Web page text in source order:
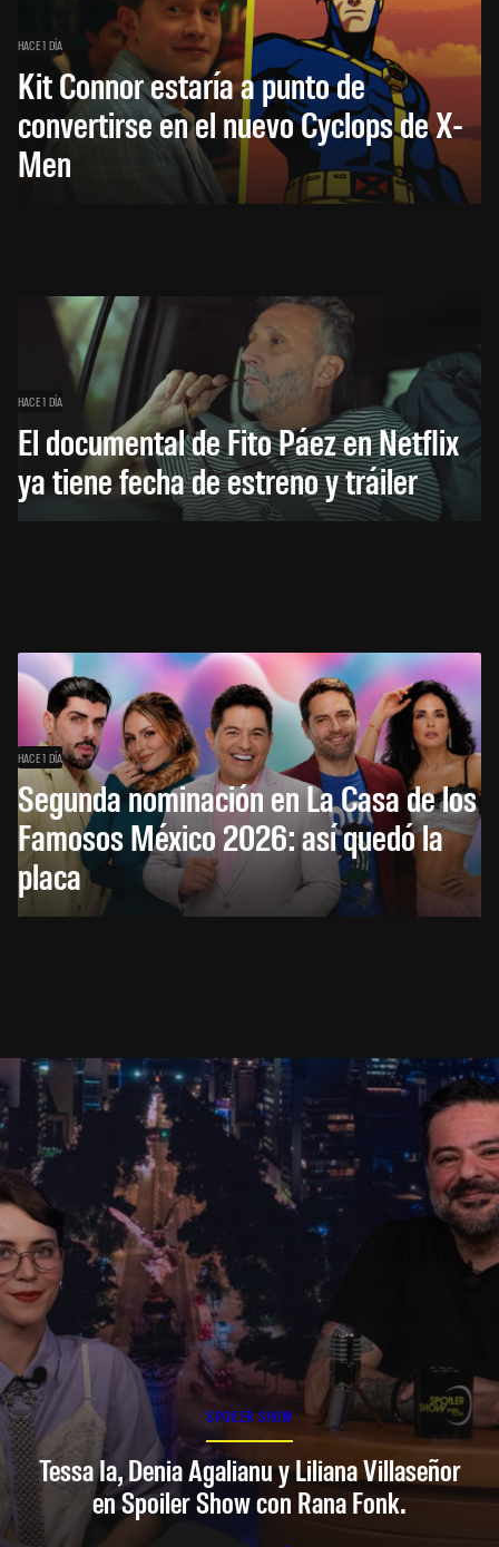
HACE 1 DÍA
Kit Connor estaría a punto de
convertirse en el nuevo Cyclops de X-
Men
HACE 1 DÍA
El documental de Fito Páez en Netflix
ya tiene fecha de estreno y tráiler
HACE 1 DÍA
Segunda nominación en La Casa de los
Famosos México 2026: así quedó la
placa
SPOILER SHOW
Tessa Ia, Denia Agalianu y Liliana Villaseñor
en Spoiler Show con Rana Fonk.